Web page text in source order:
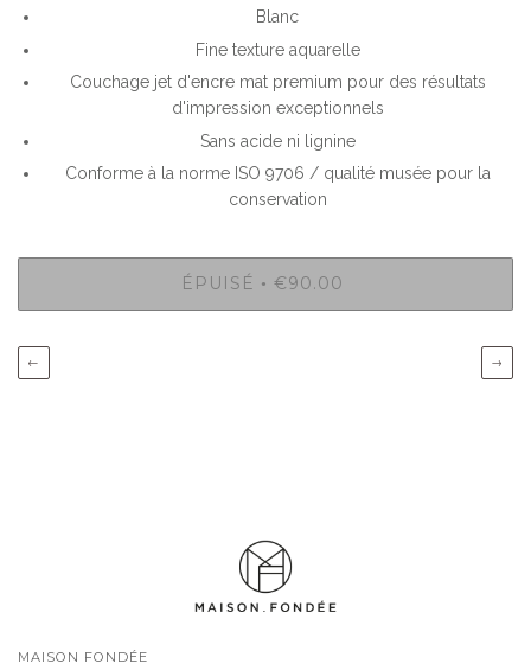
Blanc
Fine texture aquarelle
Couchage jet d'encre mat premium pour des résultats
d'impression exceptionnels
Sans acide ni lignine
Conforme à la norme ISO 9706 / qualité musée pour la
conservation
ÉPUISÉ • €90.00
← →
MAISON FONDÉE